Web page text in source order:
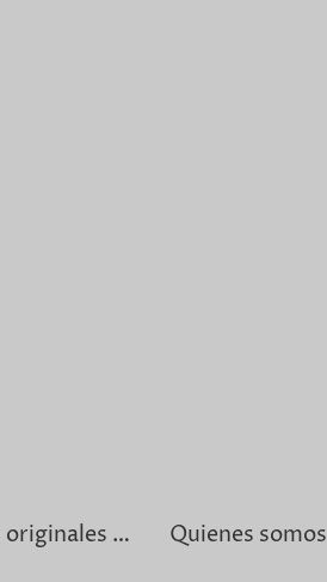
Camisetas originales para hombre en Barcelona Quienes somos